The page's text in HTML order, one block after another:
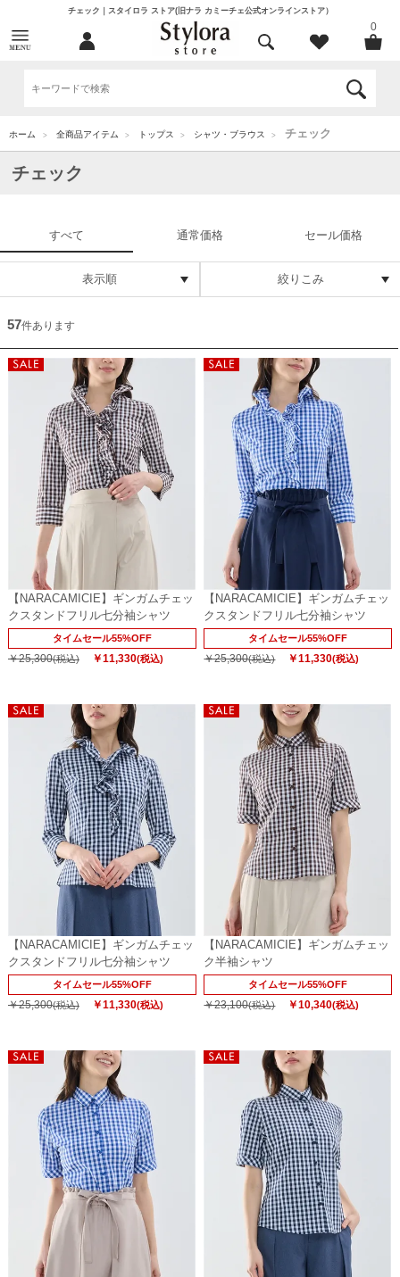
チェック｜スタイロラ ストア(旧ナラ カミーチェ公式オンラインストア）
0
ホーム > 全商品アイテム > トップス > シャツ・ブラウス > チェック
チェック
すべて 通常価格 セール価格
表示順 絞りこみ
57件あります
【NARACAMICIE】ギンガムチェッ
クスタンドフリル七分袖シャツ
タイムセール55%OFF
￥25,300(税込) ￥11,330(税込)
【NARACAMICIE】ギンガムチェッ
クスタンドフリル七分袖シャツ
タイムセール55%OFF
￥25,300(税込) ￥11,330(税込)
【NARACAMICIE】ギンガムチェッ
クスタンドフリル七分袖シャツ
タイムセール55%OFF
￥25,300(税込) ￥11,330(税込)
【NARACAMICIE】ギンガムチェッ
ク半袖シャツ
タイムセール55%OFF
￥23,100(税込) ￥10,340(税込)